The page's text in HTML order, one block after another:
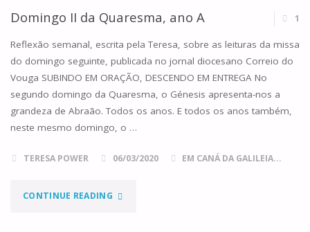
QUARESMA,
ANO
A"
Domingo II da Quaresma, ano A 1
Reflexão semanal, escrita pela Teresa, sobre as leituras da missa
do domingo seguinte, publicada no jornal diocesano Correio do
Vouga SUBINDO EM ORAÇÃO, DESCENDO EM ENTREGA No
segundo domingo da Quaresma, o Génesis apresenta-nos a
grandeza de Abraão. Todos os anos. E todos os anos também,
neste mesmo domingo, o …
TERESA POWER 06/03/2020 EM CANÁ DA GALILEIA...
CONTINUE READING"DOMINGO